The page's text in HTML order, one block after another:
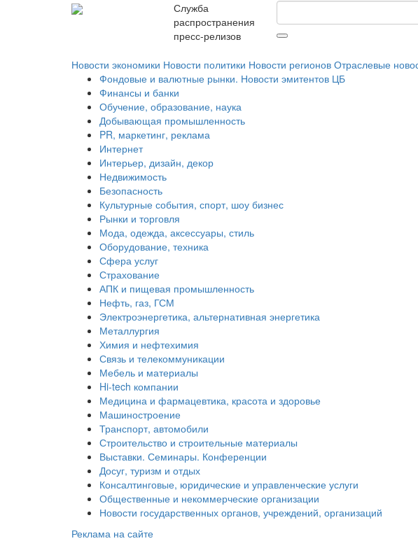
Служба
распространения
пресс-релизов
Новости экономики Новости политики Новости регионов Отраслевые
Фондовые и валютные рынки. Новости эмитентов ЦБ
Финансы и банки
Обучение, образование, наука
Добывающая промышленность
PR, маркетинг, реклама
Интернет
Интерьер, дизайн, декор
Недвижимость
Безопасность
Культурные события, спорт, шоу бизнес
Рынки и торговля
Мода, одежда, аксессуары, стиль
Оборудование, техника
Сфера услуг
Страхование
АПК и пищевая промышленность
Нефть, газ, ГСМ
Электроэнергетика, альтернативная энергетика
Металлургия
Химия и нефтехимия
Связь и телекоммуникации
Мебель и материалы
Hi-tech компании
Медицина и фармацевтика, красота и здоровье
Машиностроение
Транспорт, автомобили
Строительство и строительные материалы
Выставки. Семинары. Конференции
Досуг, туризм и отдых
Консалтинговые, юридические и управленческие услуги
Общественные и некоммерческие организации
Новости государственных органов, учреждений, организаций
Реклама на сайте